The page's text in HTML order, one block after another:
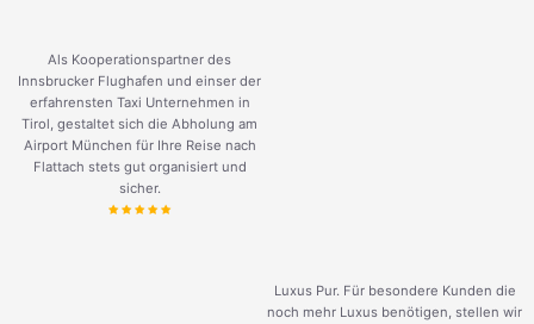
Als Kooperationspartner des
Innsbrucker Flughafen und einser der
erfahrensten Taxi Unternehmen in
Tirol, gestaltet sich die Abholung am
Airport München für Ihre Reise nach
Flattach stets gut organisiert und
sicher.
Luxus Pur. Für besondere Kunden die
noch mehr Luxus benötigen, stellen wir